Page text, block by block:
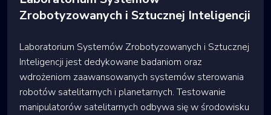
Zrobotyzowanych i Sztucznej Inteligencji
Laboratorium Systemów Zrobotyzowanych i Sztucznej
Inteligencji jest dedykowane badaniom oraz
wdrożeniom zaawansowanych systemów sterowania
robotów satelitarnych i planetarnych. Testowanie
manipulatorów satelitarnych odbywa się w środowisku